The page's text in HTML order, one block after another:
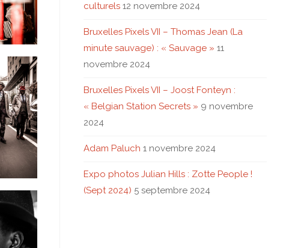
culturels 12 novembre 2024
Bruxelles Pixels VII – Thomas Jean (La
minute sauvage) : « Sauvage » 11
novembre 2024
Bruxelles Pixels VII – Joost Fonteyn :
« Belgian Station Secrets » 9 novembre
2024
Adam Paluch 1 novembre 2024
Expo photos Julian Hills : Zotte People !
(Sept 2024) 5 septembre 2024